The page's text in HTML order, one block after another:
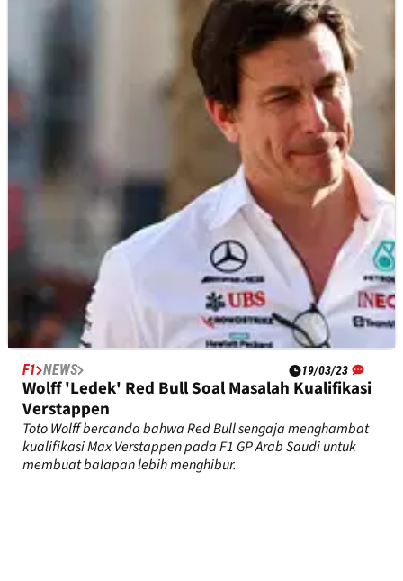
NEWS 20/03/23
Perez Geram dengan 'Perebutan' Fastest Lap
Verstappen
Sergio Perez mendesak Red Bull untuk "meninjau"
bagaimana mereka menangani pertarungan untuk fastest
lap dengan Max Verstappen di Arab Saudi.
F1 NEWS 19/03/23
Wolff 'Ledek' Red Bull Soal Masalah Kualifikasi
Verstappen
Toto Wolff bercanda bahwa Red Bull sengaja menghambat
kualifikasi Max Verstappen pada F1 GP Arab Saudi untuk
membuat balapan lebih menghibur.